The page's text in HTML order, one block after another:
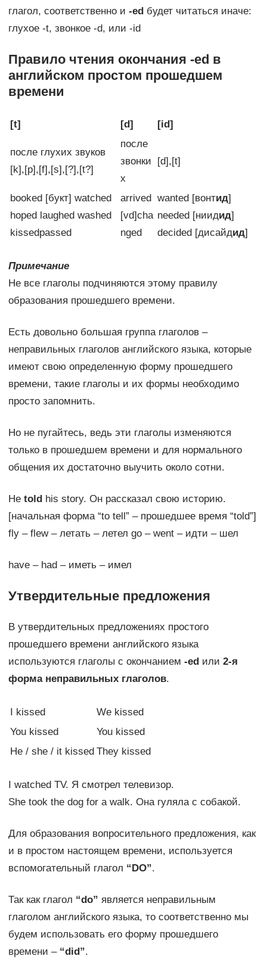
глагол, соответственно и -edбудет читаться иначе:
глухое -t, звонкое -d, или -id
Правило чтения окончания -ed в
английском простом прошедшем
времени
[t] [d] [id]
после глухих звуков
[k],[p],[f],[s],[?],[t?]
после
звонки
х
[d],[t]
booked [букт] watched
hoped laughed washed
kissedpassed
arrived
[vd]cha
nged
wanted [вонтид]
needed [ниидид]
decided [дисайдид]
Примечание
Не все глаголы подчиняются этому правилу
образования прошедшего времени.
Есть довольно большая группа глаголов –
неправильных глаголов английского языка, которые
имеют свою определенную форму прошедшего
времени, такие глаголы и их формы необходимо
просто запомнить.
Но не пугайтесь, ведь эти глаголы изменяются
только в прошедшем времени и для нормального
общения их достаточно выучить около сотни.
He toldhis story. Он рассказал свою историю.
[начальная форма “to tell” – прошедшее время “told”]
fly – flew – летать – летел go – went – идти – шел
have – had – иметь – имел
Утвердительные предложения
В утвердительных предложениях простого
прошедшего времени английского языка
используются глаголы с окончанием -edили 2-я
форма неправильных глаголов.
I kissed
We kissed
You kissed
You kissed
He / she / it kissed They kissed
I watched TV. Я смотрел телевизор.
She took the dog for a walk. Она гуляла с собакой.
Для образования вопросительного предложения, как
и в простом настоящем времени, используется
вспомогательный глагол “DO”.
Так как глагол “do” является неправильным
глаголом английского языка, то соответственно мы
будем использовать его форму прошедшего
времени – “did”.